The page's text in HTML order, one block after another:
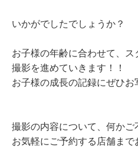
いかがでしたでしょうか？
お子様の年齢に合わせて、
撮影を進めていきます！！
お子様の成長の記録にぜひお
撮影の内容について、何かご
お気軽にご予約する店舗まで